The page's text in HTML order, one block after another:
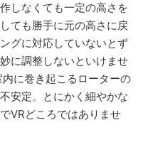
しなくても一定の高さを
ても勝手に元の高さに戻
グに対応していないとず
に調整しないといけませ
に巻き起こるローターの
安定。とにかく細やかな
VRどころではありませ